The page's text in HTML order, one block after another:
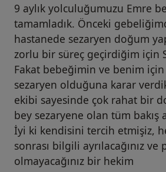
9 aylık yolculuğumuzu Emre
tamamladık. Önceki
hastanede sezaryen doğum
zorlu bir süreç geçirdiğim için
Fakat bebeğimin ve benim için
sezaryen olduğuna karar
ekibi sayesinde çok rahat bir
bey sezaryene olan tüm bakış
İyi ki kendisini tercih etmişiz,
sonrası bilgili ayrılacağınız ve
olmayacağınız bir hekim